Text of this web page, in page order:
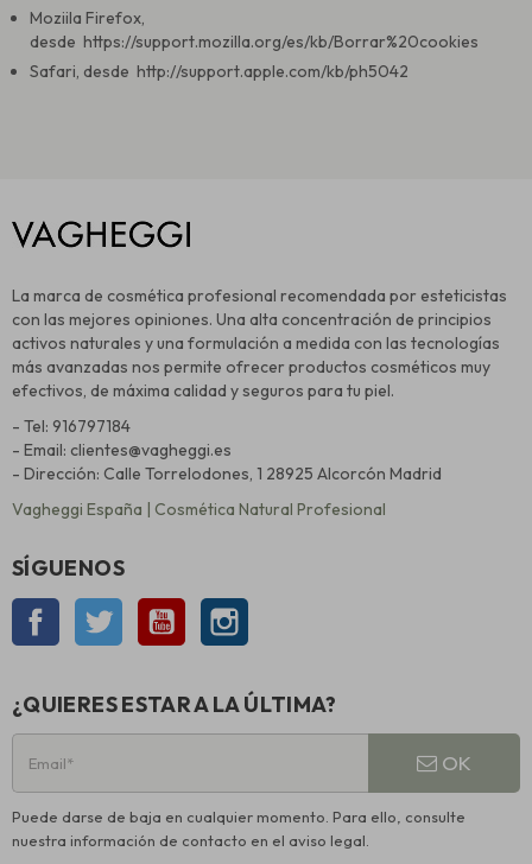
Moziila Firefox,
desde https://support.mozilla.org/es/kb/Borrar%20cookies
Safari, desde http://support.apple.com/kb/ph5042
La marca de cosmética profesional recomendada por esteticistas
con las mejores opiniones. Una alta concentración de principios
activos naturales y una formulación a medida con las tecnologías
más avanzadas nos permite ofrecer productos cosméticos muy
efectivos, de máxima calidad y seguros para tu piel.
- Tel: 916797184
- Email: clientes@vagheggi.es
- Dirección: Calle Torrelodones, 1 28925 Alcorcón Madrid
Vagheggi España | Cosmética Natural Profesional
SÍGUENOS
Facebook Twitter YouTube
¿QUIERES ESTAR A LA ÚLTIMA?
OK
Puede darse de baja en cualquier momento. Para ello, consulte
nuestra información de contacto en el aviso legal.